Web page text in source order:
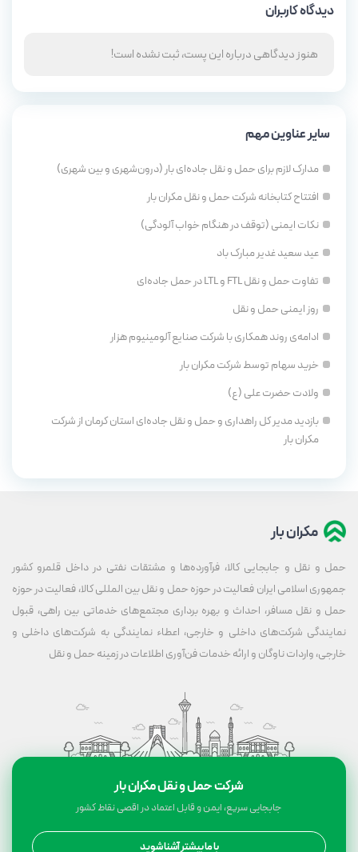
دیدگاه کاربران
هنوز دیدگاهی درباره این پست، ثبت نشده است!
سایر عناوین مهم
مدارک لازم برای حمل و نقل جاده‌ای بار (درون‌شهری و بین شهری)
افتتاح کتابخانه شرکت حمل و نقل مکران بار
نکات ایمنی (توقف در هنگام خواب آلودگی)
عید سعید غدیر مبارک باد
تفاوت حمل و نقل FTL و LTL در حمل جاده‌ای
روز ایمنی حمل و نقل
ادامه‌ی روند همکاری با شرکت صنایع آلومینیوم هزار
خرید سهام توسط شرکت مکران بار
ولادت حضرت علی (ع)
بازدید مدیر کل راهداری و حمل و نقل جاده‌ای استان کرمان از شرکت
مکران بار
مکران بار
حمل و نقل و جابجایی کالا، فرآورده‌ها و مشتقات نفتی در داخل قلمرو کشور
جمهوری اسلامی ایران فعالیت در حوزه حمل و نقل بین المللی کالا، فعالیت در حوزه
حمل و نقل مسافر، احداث و بهره برداری مجتمع‌های خدماتی بین راهی، قبول
نمایندگی شرکت‌های داخلی و خارجی، اعطاء نمایندگی به شرکت‌های داخلی و
خارجی، واردات ناوگان و ارائه خدمات فن‌آوری اطلاعات در زمینه حمل و نقل
شرکت حمل و نقل مکران بار
جابجایی سریع، ایمن و قابل اعتماد در اقصی نقاط کشور
با ما بیشتر آشنا شوید